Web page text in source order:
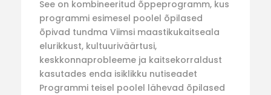
See on kombineeritud õppeprogramm, kus
programmi esimesel poolel õpilased
õpivad tundma Viimsi maastikukaitseala
elurikkust, kultuuriväärtusi,
keskkonnaprobleeme ja kaitsekorraldust
kasutades enda isiklikku nutiseadet
Programmi teisel poolel lähevad õpilased